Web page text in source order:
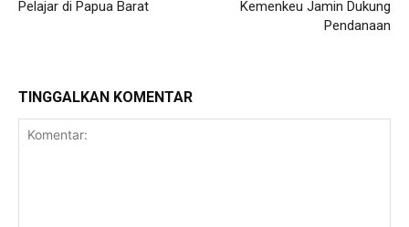
Pelajar di Papua Barat
Kemenkeu Jamin Dukung
Pendanaan
TINGGALKAN KOMENTAR